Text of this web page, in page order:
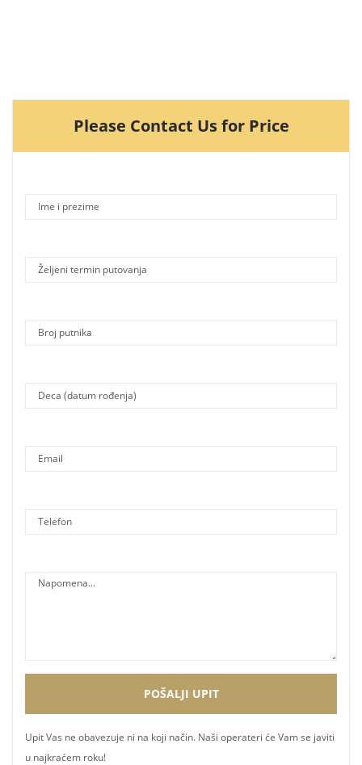
Please Contact Us for Price
Upit Vas ne obavezuje ni na koji način. Naši operateri će Vam se javiti
u najkraćem roku!